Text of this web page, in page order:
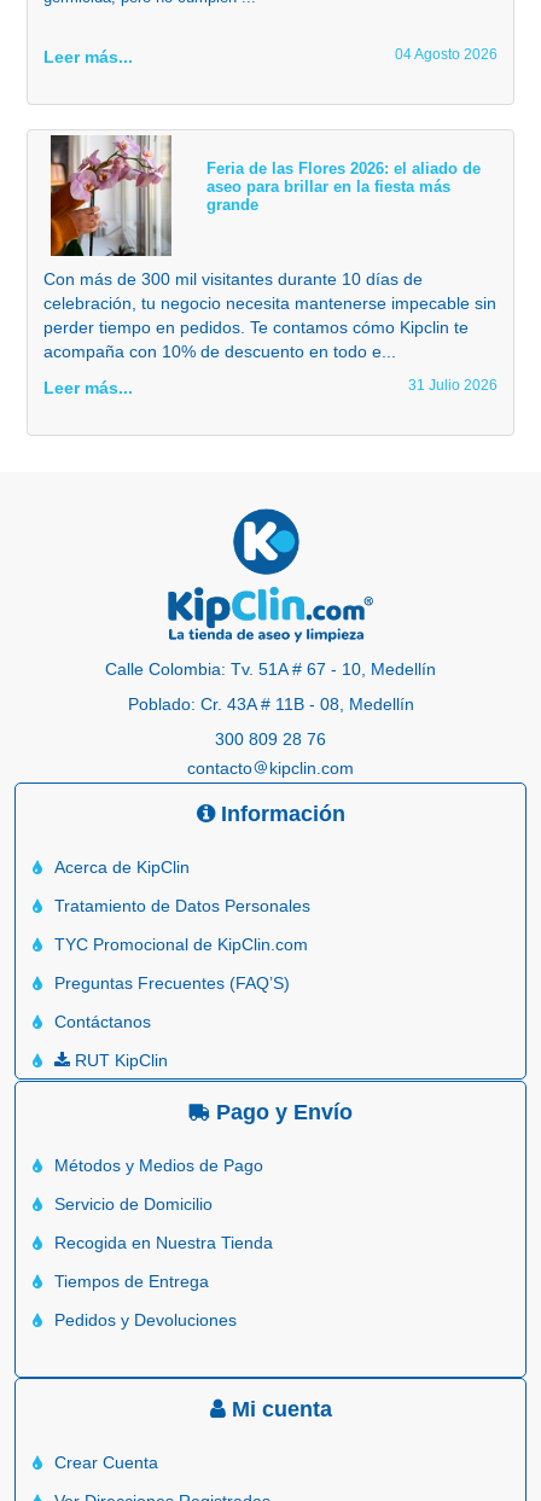
Leer más... 04 Agosto 2026
Feria de las Flores 2026: el aliado de
aseo para brillar en la fiesta más
grande
Con más de 300 mil visitantes durante 10 días de
celebración, tu negocio necesita mantenerse impecable sin
perder tiempo en pedidos. Te contamos cómo Kipclin te
acompaña con 10% de descuento en todo e...
Leer más...
31 Julio 2026
Calle Colombia: Tv. 51A # 67 - 10, Medellín
Poblado: Cr. 43A # 11B - 08, Medellín
300 809 28 76
contacto
kipclin.com
Información
Acerca de KipClin
Tratamiento de Datos Personales
TYC Promocional de KipClin.com
Preguntas Frecuentes (FAQ’S)
Contáctanos
RUT KipClin
Pago y Envío
Métodos y Medios de Pago
Servicio de Domicilio
Recogida en Nuestra Tienda
Tiempos de Entrega
Pedidos y Devoluciones
Mi cuenta
Crear Cuenta